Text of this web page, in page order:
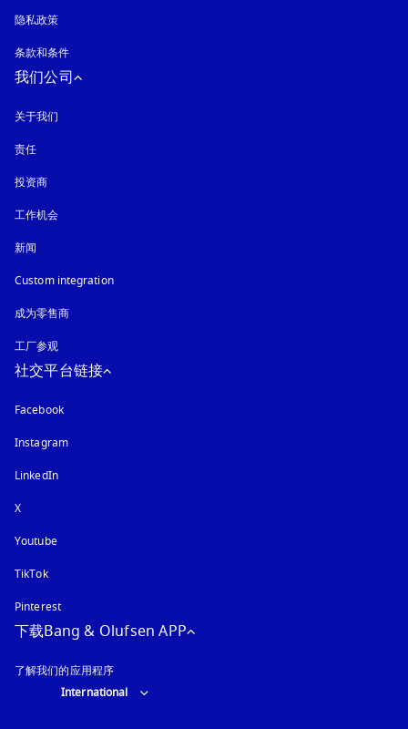
隐私政策
条款和条件
我们公司
关于我们
责任
投资商
工作机会
新闻
Custom integration
成为零售商
工厂参观
社交平台链接
Facebook
Instagram在新选项卡中打开
LinkedIn
X
Youtube在新选项卡中打开
TikTok
Pinterest
下载Bang & Olufsen APP
了解我们的应用程序
Select country and language
International